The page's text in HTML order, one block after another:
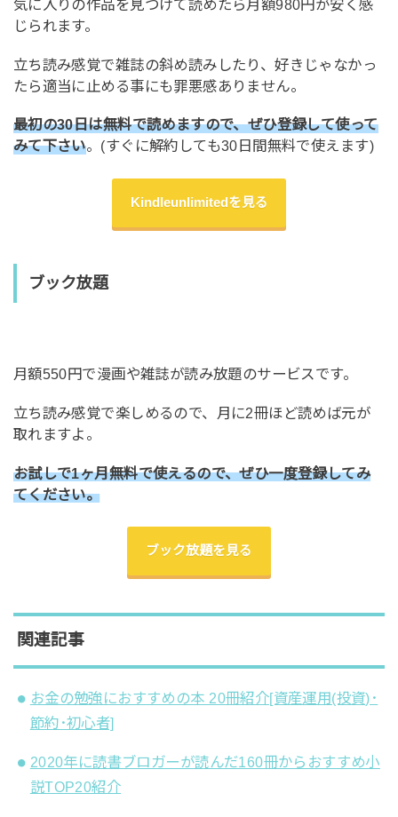
気に入りの作品を見つけて読めたら月額980円が安く感
じられます。
立ち読み感覚で雑誌の斜め読みしたり、好きじゃなかっ
たら適当に止める事にも罪悪感ありません。
最初の30日は無料で読めますので、ぜひ登録して使って
みて下さい。(すぐに解約しても30日間無料で使えます)
Kindleunlimitedを見る
ブック放題
月額550円で漫画や雑誌が読み放題のサービスです。
立ち読み感覚で楽しめるので、月に2冊ほど読めば元が
取れますよ。
お試しで1ヶ月無料で使えるので、ぜひ一度登録してみ
てください。
ブック放題を見る
関連記事
お金の勉強におすすめの本 20冊紹介[資産運用(投資)･
節約･初心者]
2020年に読書ブロガーが読んだ160冊からおすすめ小
説TOP20紹介